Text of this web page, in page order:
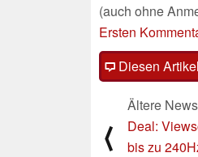
(auch ohne
Ersten
Diesen
⟨
Ältere News
Deal:
bis zu